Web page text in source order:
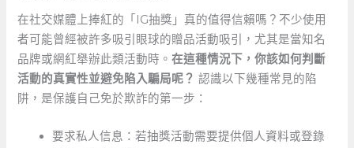
在社交媒體上捧紅的「IG抽獎」真的值得信賴嗎？不少使用
者可能曾經被許多吸引眼球的贈品活動吸引，尤其是當知名
品牌或網紅舉辦此類活動時。在這種情況下，你該如何判斷
活動的真實性並避免陷入騙局呢？ 認識以下幾種常見的陷
阱，是保護自己免於欺詐的第一步：
要求私人信息：若抽獎活動需要提供個人資料或登錄